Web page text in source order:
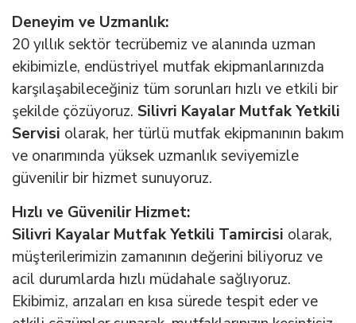
Deneyim ve Uzmanlık:
20 yıllık sektör tecrübemiz ve alanında uzman
ekibimizle, endüstriyel mutfak ekipmanlarınızda
karşılaşabileceğiniz tüm sorunları hızlı ve etkili bir
şekilde çözüyoruz. Silivri Kayalar Mutfak Yetkili
Servisi olarak, her türlü mutfak ekipmanının bakım
ve onarımında yüksek uzmanlık seviyemizle
güvenilir bir hizmet sunuyoruz.
Hızlı ve Güvenilir Hizmet:
Silivri Kayalar Mutfak Yetkili Tamircisi olarak,
müşterilerimizin zamanının değerini biliyoruz ve
acil durumlarda hızlı müdahale sağlıyoruz.
Ekibimiz, arızaları en kısa sürede tespit eder ve